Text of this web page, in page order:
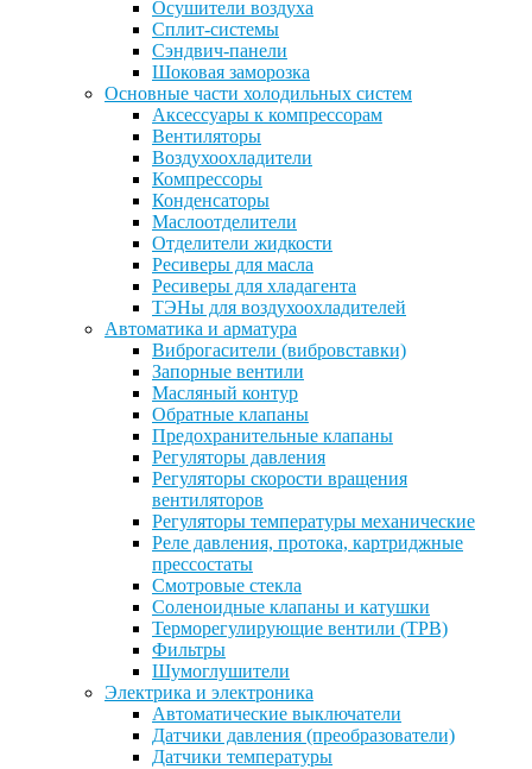
Осушители воздуха
Сплит-системы
Сэндвич-панели
Шоковая заморозка
Основные части холодильных систем
Аксессуары к компрессорам
Вентиляторы
Воздухоохладители
Компрессоры
Конденсаторы
Маслоотделители
Отделители жидкости
Ресиверы для масла
Ресиверы для хладагента
ТЭНы для воздухоохладителей
Автоматика и арматура
Виброгасители (вибровставки)
Запорные вентили
Масляный контур
Обратные клапаны
Предохранительные клапаны
Регуляторы давления
Регуляторы скорости вращения
вентиляторов
Регуляторы температуры механические
Реле давления, протока, картриджные
прессостаты
Смотровые стекла
Соленоидные клапаны и катушки
Терморегулирующие вентили (ТРВ)
Фильтры
Шумоглушители
Электрика и электроника
Автоматические выключатели
Датчики давления (преобразователи)
Датчики температуры